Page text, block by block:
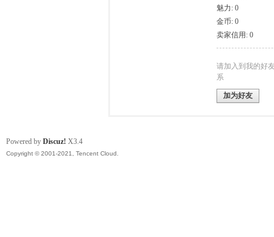
魅力: 0
金币: 0
卖家信用: 0
请加入到我的好
系
加为好友
Powered by Discuz! X3.4
Copyright © 2001-2021, Tencent Cloud.